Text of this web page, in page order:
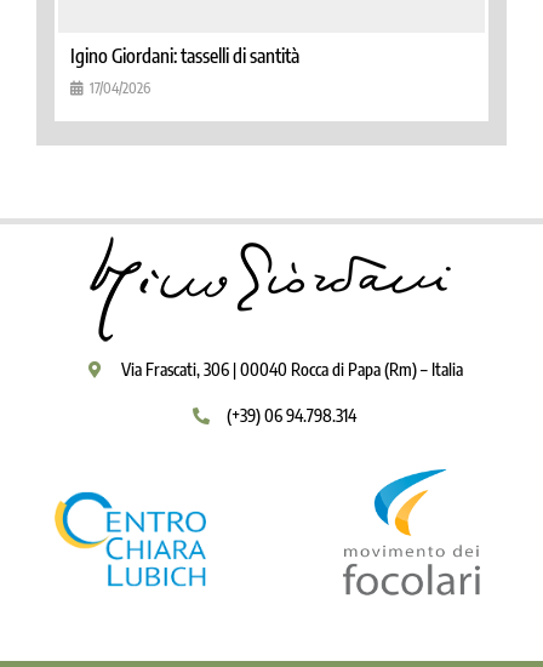
Igino Giordani: tasselli di santità
17/04/2026
Via Frascati, 306 | 00040 Rocca di Papa (Rm) – Italia
(+39) 06 94.798.314